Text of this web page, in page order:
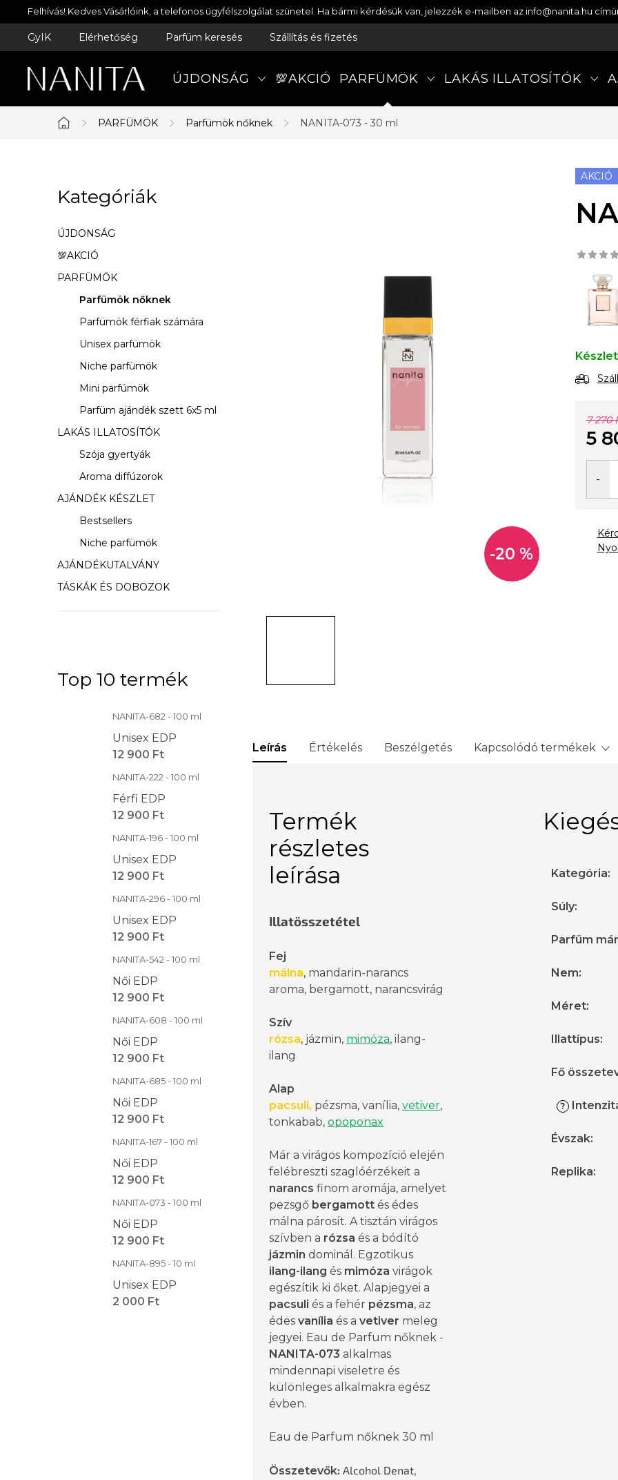
Ugrás
a
Felhívás! Kedves Vásárlóink, a telefonos ügyfélszolgálat szünetel. Ha bármi kérdésük van, jelezzék e-mailben az info@nanita.hu
GyIK Elérhetőség Parfüm keresés Szállítás és fizetés
ÚJDONSÁG 💯AKCIÓ PARFÜMÖK LAKÁS ILLATOSÍTÓK
Kezdőlap
PARFÜMÖK Parfümök nőknek NANITA-073 - 30 ml
l
d
a
l
n
Kategóriák
átugrása
Kategóriák
ÚJDONSÁG
💯AKCIÓ
PARFÜMÖK
Parfümök nőknek
Parfümök férfiak számára
Unisex parfümök
Niche parfümök
Mini parfümök
Parfüm ajándék szett 6x5 ml
LAKÁS ILLATOSÍTÓK
Szója gyertyák
Aroma diffúzorok
AJÁNDÉK KÉSZLET
Bestsellers
Niche parfümök
AJÁNDÉKUTALVÁNY
TÁSKÁK ÉS DOBOZOK
Top 10 termék
NANITA-682 - 100 ml
Unisex EDP
12 900 Ft
NANITA-222 - 100 ml
Férfi EDP
12 900 Ft
NANITA-196 - 100 ml
Unisex EDP
12 900 Ft
NANITA-296 - 100 ml
Unisex EDP
12 900 Ft
NANITA-542 - 100 ml
Női EDP
12 900 Ft
NANITA-608 - 100 ml
Női EDP
12 900 Ft
NANITA-685 - 100 ml
Női EDP
12 900 Ft
NANITA-167 - 100 ml
Női EDP
12 900 Ft
NANITA-073 - 100 ml
Női EDP
12 900 Ft
NANITA-895 - 10 ml
Unisex EDP
2 000 Ft
-20 %
AKCIÓ
7 270
5
Leírás Értékelés Beszélgetés Kapcsolódó termékek
Termék
részletes
leírása
Illatösszetétel
Fej
málna, mandarin-narancs
aroma, bergamott, narancsvirág
Szív
rózsa, jázmin, mimóza, ilang-
ilang
Alap
pacsuli, pézsma, vanília, vetiver,
tonkabab, opoponax
Már a virágos kompozíció elején
felébreszti szaglóérzékeit a
narancs finom aromája, amelyet
pezsgő bergamott és édes
málna párosít. A tisztán virágos
szívben a rózsa és a bódító
jázmin dominál. Egzotikus
ilang-ilang és mimóza virágok
egészítik ki őket. Alapjegyei a
pacsuli és a fehér pézsma, az
édes vanília és a vetiver meleg
jegyei. Eau de Parfum nőknek -
NANITA-073 alkalmas
mindennapi viseletre és
különleges alkalmakra egész
évben.
Eau de Parfum nőknek 30 ml
Összetevők: Alcohol Denat,
Kategória:
Súly:
Parfüm
Nem:
Méret:
Illattípus:
Fő
?
Évszak:
Replika: